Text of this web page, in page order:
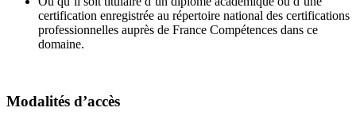
certification enregistrée au répertoire national des certifications
professionnelles auprès de France Compétences dans ce
domaine.
Modalités d’accès